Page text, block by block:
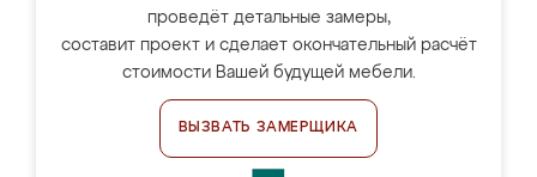
проведёт детальные замеры,
составит проект и сделает окончательный расчёт
стоимости Вашей будущей мебели.
ВЫЗВАТЬ ЗАМЕРЩИКА